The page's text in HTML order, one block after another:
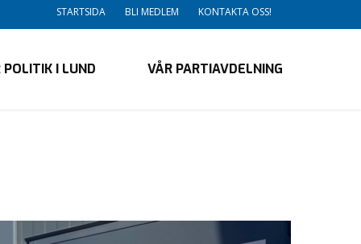
STARTSIDA BLI MEDLEM KONTAKTA OSS!
POLITIK I LUND VÅR PARTIAVDELNING